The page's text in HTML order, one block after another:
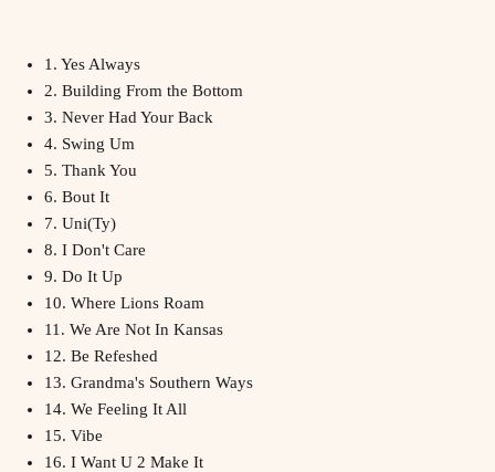
1. Yes Always
2. Building From the Bottom
3. Never Had Your Back
4. Swing Um
5. Thank You
6. Bout It
7. Uni(Ty)
8. I Don't Care
9. Do It Up
10. Where Lions Roam
11. We Are Not In Kansas
12. Be Refeshed
13. Grandma's Southern Ways
14. We Feeling It All
15. Vibe
16. I Want U 2 Make It